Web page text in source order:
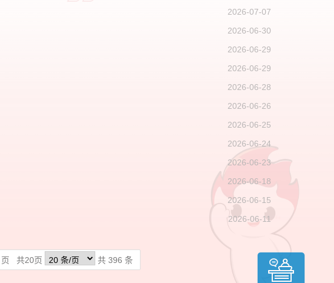
2026-07-07
2026-06-30
2026-06-29
2026-06-29
2026-06-28
2026-06-26
2026-06-25
2026-06-24
2026-06-23
2026-06-18
2026-06-15
2026-06-11
页 共20页 共 396 条